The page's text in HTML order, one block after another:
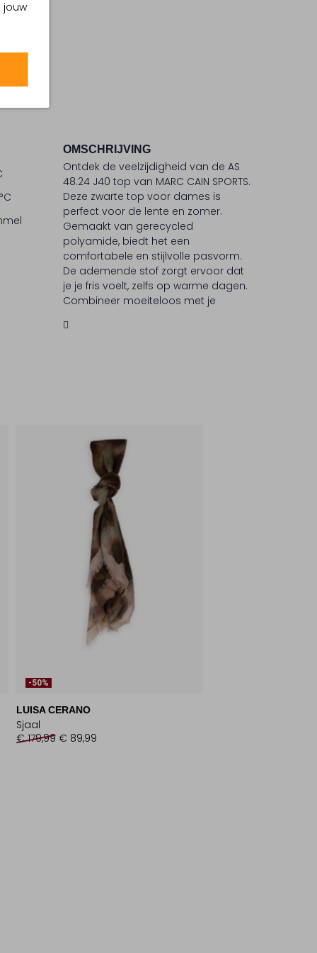
jouw
OMSCHRIJVING
Ontdek de veelzijdigheid van de AS
48.24 J40 top van MARC CAIN SPORTS.
Deze zwarte top voor dames is
perfect voor de lente en zomer.
Gemaakt van gerecycled
polyamide, biedt het een
comfortabele en stijlvolle pasvorm.
De ademende stof zorgt ervoor dat
je je fris voelt, zelfs op warme dagen.
Combineer moeiteloos met je
en moderne look. MARC CAIN SPORTS
-50%
LUISA CERANO
Sjaal
€ 179,99 € 89,99